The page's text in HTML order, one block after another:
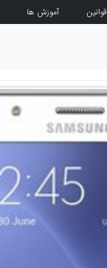
قوانین آموزش ها